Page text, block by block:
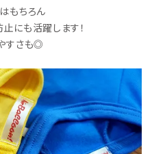
もちろん
にも活躍します！
すさも◎